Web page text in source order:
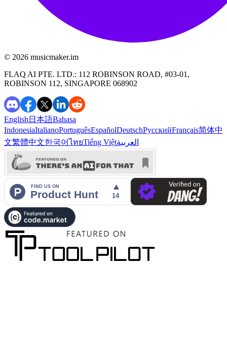
©️ 2026 musicmaker.im
FLAQ AI PTE. LTD.: 112 ROBINSON ROAD, #03-01,
ROBINSON 112, SINGAPORE 068902
English 日本語Bahasa
IndonesiaItalianoPortuguêsEspañolDeutschРусскийFrançais简体中
文繁體中文한국어ไทยTiếng Việtالعربية